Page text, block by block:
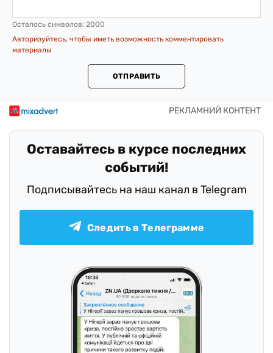
Осталось символов: 2000
Авторизуйтесь, чтобы иметь возможность комментировать
материалы
ОТПРАВИТЬ
Оставайтесь в курсе последних
событий!
Подписывайтесь на наш канал в Telegram
Следить в Телеграмме